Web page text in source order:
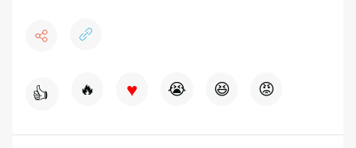
👍 🔥 ♥ 😭 😆 😡